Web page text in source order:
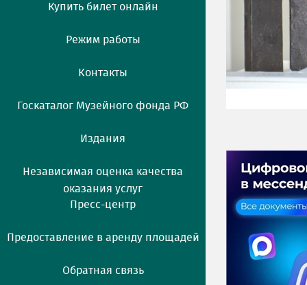
Купить билет онлайн
Режим работы
Контакты
Госкаталог Музейного фонда РФ
Издания
Независимая оценка качества
оказания услуг
Пресс-центр
Предоставление в аренду площадей
Обратная связь